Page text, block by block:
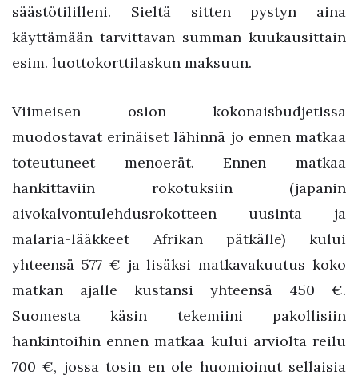
säästötililleni. Sieltä sitten pystyn aina
käyttämään tarvittavan summan kuukausittain
esim. luottokorttilaskun maksuun.
Viimeisen osion kokonaisbudjetissa
muodostavat erinäiset lähinnä jo ennen matkaa
toteutuneet menoerät. Ennen matkaa
hankittaviin rokotuksiin (japanin
aivokalvontulehdusrokotteen uusinta ja
malaria-lääkkeet Afrikan pätkälle) kului
yhteensä 577 € ja lisäksi matkavakuutus koko
matkan ajalle kustansi yhteensä 450 €.
Suomesta käsin tekemiini pakollisiin
hankintoihin ennen matkaa kului arviolta reilu
700 €, jossa tosin en ole huomioinut sellaisia